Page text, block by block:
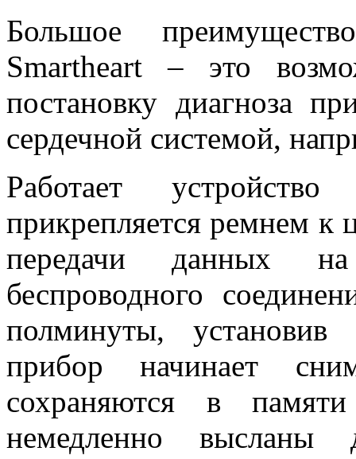
Большое
Smartheart – это
постановку диагноза
сердечной системой,
Работает
прикрепляется ремнем к
передачи данных
беспроводного
полминуты, установив
прибор начинает
сохраняются в
немедленно высланы